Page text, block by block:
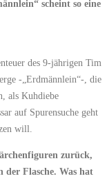
scheint so eine
des 9-jährigen Tim
-„Erdmännlein“-, die
als Kuhdiebe
auf Spurensuche geht
will.
zurück,
der Flasche. Was hat